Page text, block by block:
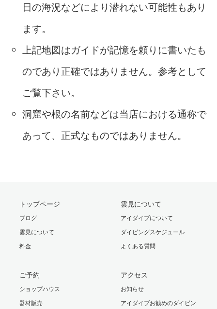
日の海況などにより潜れない可能性もあり
ます。
上記地図はガイドが記憶を頼りに書いたも
のであり正確ではありません。参考として
ご覧下さい。
洞窟や根の名前などは当店における通称で
あって、正式なものではありません。
トップページ
ブログ
雲見について
料金
雲見について
アイダイブについて
ダイビングスケジュール
よくある質問
ご予約
ショップハウス
器材販売
アクセス
お知らせ
アイダイブお勧めのダイビン